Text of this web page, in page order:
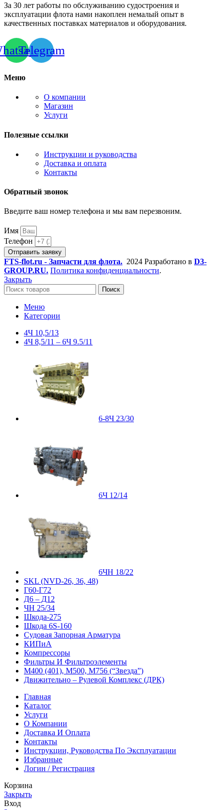
За 30 лет работы по обслуживанию судостроения и
эксплуатации флота нами накоплен немалый опыт в
качественных поставках материалов и оборудования.
Telegram
Меню
О компании
Магазин
Услуги
Полезные ссылки
Инструкции и руководства
Доставка и оплата
Контакты
Обратный звонок
Введите ваш номер телефона и мы вам перезвоним.
Имя
Телефон
Отправить заявку
FTS-flot.ru - Запчасти для флота. 2024 Разработано в D3-
GROUP.RU. Политика конфиденциальности.
Закрыть
Поиск
Меню
Категории
4Ч 10,5/13
4Ч 8,5/11 – 6Ч 9.5/11
6-8Ч 23/30
6Ч 12/14
6ЧН 18/22
SKL (NVD-26, 36, 48)
Г60-Г72
Д6 – Д12
ЧН 25/34
Шкода-275
Шкода 6S-160
Судовая Запорная Арматура
КИПиА
Компрессоры
Фильтры И Фильтроэлементы
М400 (401), М500, М756 (“Звезда”)
Движительно – Рулевой Комплекс (ДРК)
Главная
Каталог
Услуги
О Компании
Доставка И Оплата
Контакты
Инструкции, Руководства По Эксплуатации
Избранные
Логин / Регистрация
Корзина
Закрыть
Вход